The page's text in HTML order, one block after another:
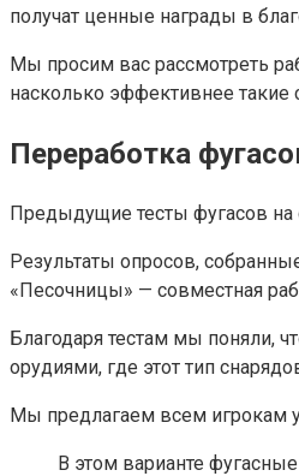
получат ценные награды в
Мы просим вас рассмотреть
насколько эффективнее такие
Переработка
Предыдущие тесты фугасов на
Результаты опросов,
«Песочницы» — совместная
Благодаря тестам мы поняли,
орудиями, где этот тип
Мы предлагаем всем игрокам
В этом варианте